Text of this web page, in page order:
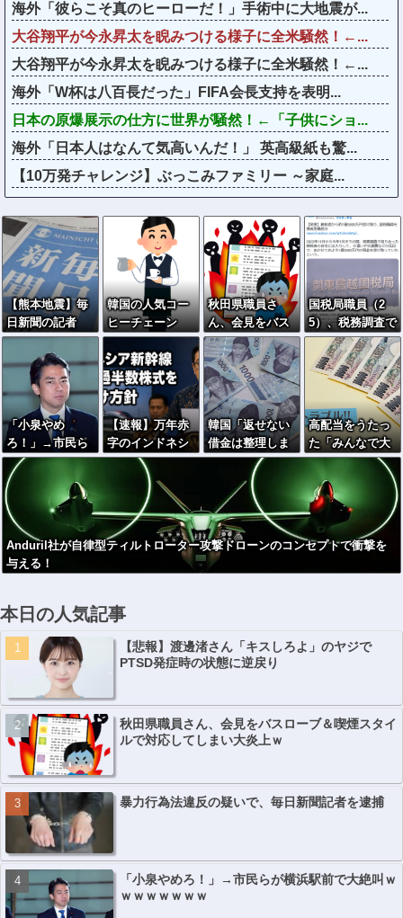
海外「彼らこそ真のヒーローだ！」手術中に大地震が...
大谷翔平が今永昇太を睨みつける様子に全米騒然！←...
大谷翔平が今永昇太を睨みつける様子に全米騒然！←...
海外「W杯は八百長だった」FIFA会長支持を表明...
日本の原爆展示の仕方に世界が騒然！←「子供にショ...
海外「日本人はなんて気高いんだ！」 英高級紙も驚...
【10万発チャレンジ】ぶっこみファミリー ～家庭...
【熊本地震】毎
日新聞の記者
「死傷者の情報
を教えて！」 →
企業「個人情報
は控えます！」
→ 記「年代は？
特定につながら
ないでしょ？教
えてよ？教えて
よ？」
韓国の人気コー
ヒーチェーン
「ペクスダバ
ン」が日本初上
陸→東京・新橋
に１号店オープ
ン
秋田県職員さ
ん、会見をバス
ローブ＆喫煙ス
タイルで対応し
てしまい大炎上
ｗ
国税局職員（2
5）、税務調査で
知り合った納税
者の自宅に出入
りしお小遣い1億
5000万円頂戴す
るwww
「小泉やめ
ろ！」→市民ら
が横浜駅前で大
絶叫ｗｗｗｗｗ
ｗｗｗ
【速報】万年赤
字のインドネシ
ア新幹線。負債
を埋めるため政
府が過半数の株
式を引き受ける
韓国「返せない
借金は整理しま
す」→延滞者、
なぜか増え続け
る…
高配当をうたっ
た「みんなで大
家さん」→実態
は2881億円の債
務超過
Anduril社が自律型ティルトローター攻撃ドローンのコンセプトで衝撃を
与える！
本日の人気記事
【悲報】渡邊渚さん「キスしろよ」のヤジで
PTSD発症時の状態に逆戻り
秋田県職員さん、会見をバスローブ＆喫煙スタイ
ルで対応してしまい大炎上ｗ
暴力行為法違反の疑いで、毎日新聞記者を逮捕
「小泉やめろ！」→市民らが横浜駅前で大絶叫ｗ
ｗｗｗｗｗｗｗ